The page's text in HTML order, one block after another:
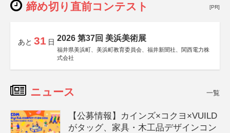
締め切り直前コンテスト [PR]
あと 31 日 2026 第37回 美浜美術展
福井県美浜町、美浜町教育委員会、福井新聞社、関西電力株
式会社
ニュース 一覧
【公募情報】カインズ×コクヨ×VUILD
がタッグ、家具・木工品デザインコン